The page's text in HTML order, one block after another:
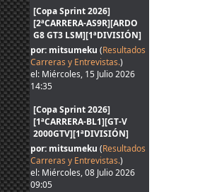
[Copa Sprint 2026]
[2ªCARRERA-AS9R][ARDO
G8 GT3 LSM][1ªDIVISIÓN]
por: mitsumeku (Resultados
Carreras y Entrevistas.)
el: Miércoles, 15 Julio 2026
14:35
[Copa Sprint 2026]
[1ªCARRERA-BL1][GT-V
2000GTV][1ªDIVISIÓN]
por: mitsumeku (Resultados
Carreras y Entrevistas.)
el: Miércoles, 08 Julio 2026
09:05